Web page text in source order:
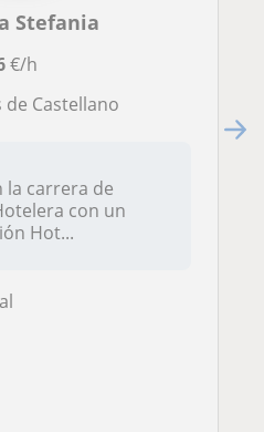
Stefania
€/h
de Castellano
la carrera de
con un
Hot...